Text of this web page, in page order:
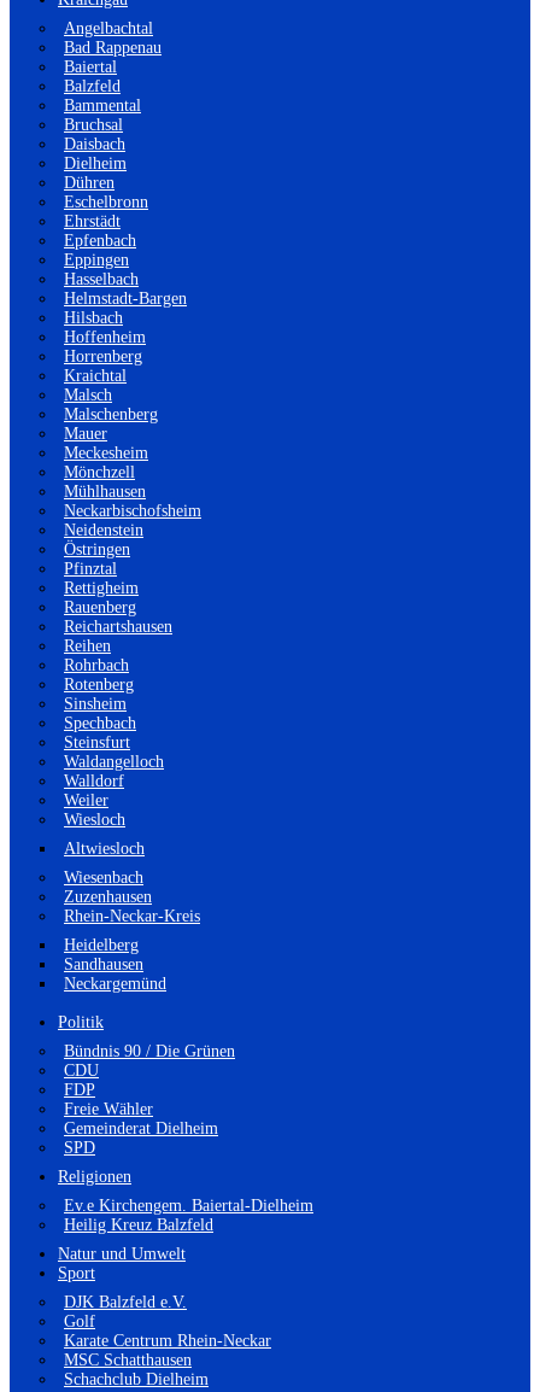
Angelbachtal
Bad Rappenau
Baiertal
Balzfeld
Bammental
Bruchsal
Daisbach
Dielheim
Dühren
Eschelbronn
Ehrstädt
Epfenbach
Eppingen
Hasselbach
Helmstadt-Bargen
Hilsbach
Hoffenheim
Horrenberg
Kraichtal
Malsch
Malschenberg
Mauer
Meckesheim
Mönchzell
Mühlhausen
Neckarbischofsheim
Neidenstein
Östringen
Pfinztal
Rettigheim
Rauenberg
Reichartshausen
Reihen
Rohrbach
Rotenberg
Sinsheim
Spechbach
Steinsfurt
Waldangelloch
Walldorf
Weiler
Wiesloch
Altwiesloch
Wiesenbach
Zuzenhausen
Rhein-Neckar-Kreis
Heidelberg
Sandhausen
Neckargemünd
Politik
Bündnis 90 / Die Grünen
CDU
FDP
Freie Wähler
Gemeinderat Dielheim
SPD
Religionen
Ev.e Kirchengem. Baiertal-Dielheim
Heilig Kreuz Balzfeld
Natur und Umwelt
Sport
DJK Balzfeld e.V.
Golf
Karate Centrum Rhein-Neckar
MSC Schatthausen
Schachclub Dielheim